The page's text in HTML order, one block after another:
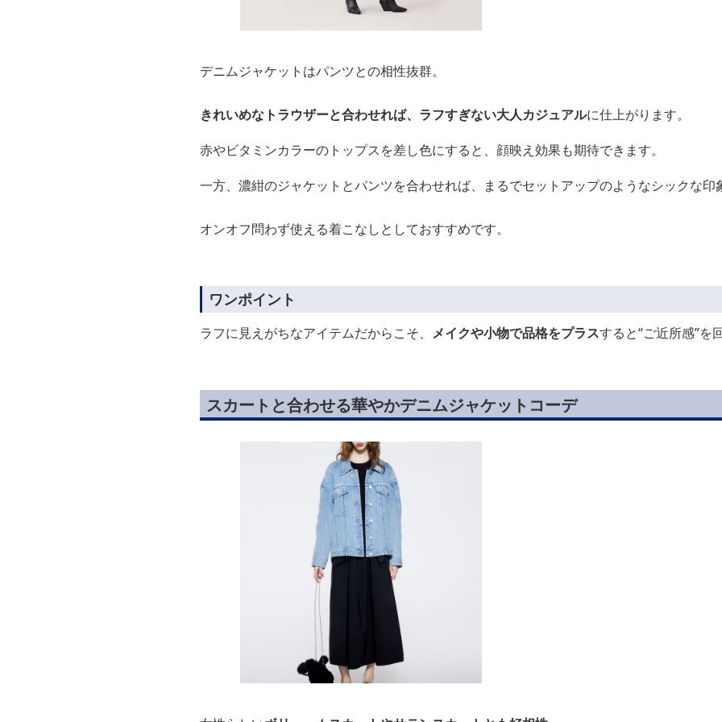
デニムジャケットはパンツとの相性抜群。
きれいめなトラウザーと合わせれば、ラフすぎない大人カジュアルに仕上がります。
赤やビタミンカラーのトップスを差し色にすると、顔映え効果も期待できます。
一方、濃紺のジャケットとパンツを合わせれば、まるでセットアップのようなシックな印
オンオフ問わず使える着こなしとしておすすめです。
ワンポイント
ラフに見えがちなアイテムだからこそ、 メイクや小物で品格をプラスすると“ご近所感”を
スカートと合わせる華やかデニムジャケットコーデ